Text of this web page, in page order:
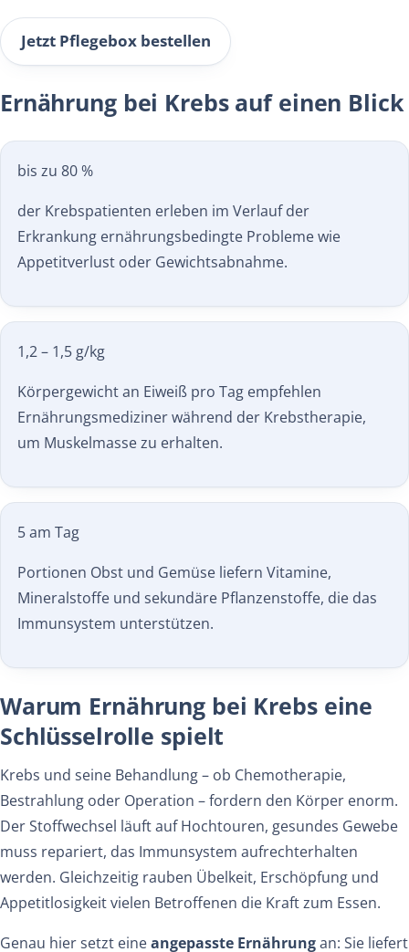
Jetzt Pflegebox bestellen
Ernährung bei Krebs auf einen Blick
bis zu 80 %
der Krebspatienten erleben im Verlauf der
Erkrankung ernährungs­bedingte Probleme wie
Appetit­verlust oder Gewichts­abnahme.
1,2 – 1,5 g/kg
Körpergewicht an Eiweiß pro Tag empfehlen
Ernährungs­mediziner während der Krebstherapie,
um Muskel­masse zu erhalten.
5 am Tag
Portionen Obst und Gemüse liefern Vitamine,
Mineral­stoffe und sekundäre Pflanzen­stoffe, die das
Immun­system unterstützen.
Warum Ernährung bei Krebs eine
Schlüsselrolle spielt
Krebs und seine Behandlung – ob Chemotherapie,
Bestrahlung oder Operation – fordern den Körper enorm.
Der Stoffwechsel läuft auf Hochtouren, gesundes Gewebe
muss repariert, das Immunsystem aufrechterhalten
werden. Gleichzeitig rauben Übelkeit, Erschöpfung und
Appetitlosigkeit vielen Betroffenen die Kraft zum Essen.
Genau hier setzt eineangepasste Ernährungan: Sie liefert